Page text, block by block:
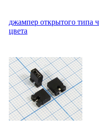
джампер открытого типа
цвета